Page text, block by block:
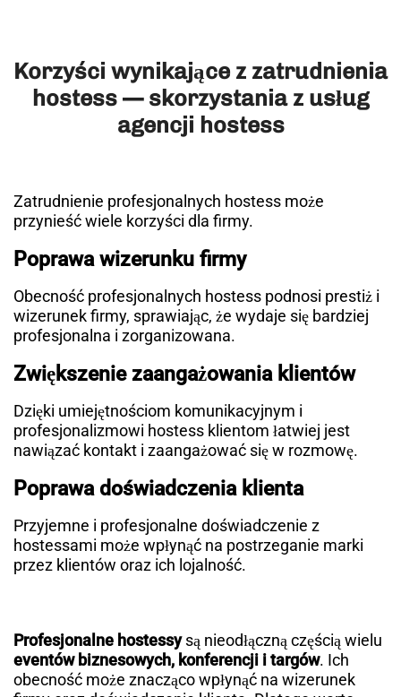
Korzyści wynikające z zatrudnienia
hostess — skorzystania z usług
agencji hostess
Zatrudnienie profesjonalnych hostess może
przynieść wiele korzyści dla firmy.
Poprawa wizerunku firmy
Obecność profesjonalnych hostess podnosi prestiż i
wizerunek firmy, sprawiając, że wydaje się bardziej
profesjonalna i zorganizowana.
Zwiększenie zaangażowania klientów
Dzięki umiejętnościom komunikacyjnym i
profesjonalizmowi hostess klientom łatwiej jest
nawiązać kontakt i zaangażować się w rozmowę.
Poprawa doświadczenia klienta
Przyjemne i profesjonalne doświadczenie z
hostessami może wpłynąć na postrzeganie marki
przez klientów oraz ich lojalność.
Profesjonalne hostessysą nieodłączną częścią wielu
eventów biznesowych, konferencji i targów. Ich
obecność może znacząco wpłynąć na wizerunek